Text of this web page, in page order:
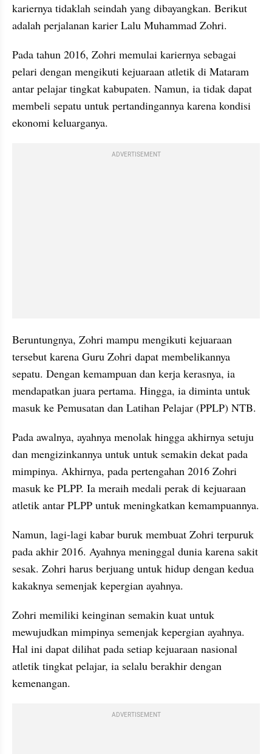
kariernya tidaklah seindah yang dibayangkan. Berikut
adalah perjalanan karier Lalu Muhammad Zohri.
Pada tahun 2016, Zohri memulai kariernya sebagai
pelari dengan mengikuti kejuaraan atletik di Mataram
antar pelajar tingkat kabupaten. Namun, ia tidak dapat
membeli sepatu untuk pertandingannya karena kondisi
ekonomi keluarganya.
ADVERTISEMENT
Beruntungnya, Zohri mampu mengikuti kejuaraan
tersebut karena Guru Zohri dapat membelikannya
sepatu. Dengan kemampuan dan kerja kerasnya, ia
mendapatkan juara pertama. Hingga, ia diminta untuk
masuk ke Pemusatan dan Latihan Pelajar (PPLP) NTB.
Pada awalnya, ayahnya menolak hingga akhirnya setuju
dan mengizinkannya untuk untuk semakin dekat pada
mimpinya. Akhirnya, pada pertengahan 2016 Zohri
masuk ke PLPP. Ia meraih medali perak di kejuaraan
atletik antar PLPP untuk meningkatkan kemampuannya.
Namun, lagi-lagi kabar buruk membuat Zohri terpuruk
pada akhir 2016. Ayahnya meninggal dunia karena sakit
sesak. Zohri harus berjuang untuk hidup dengan kedua
kakaknya semenjak kepergian ayahnya.
Zohri memiliki keinginan semakin kuat untuk
mewujudkan mimpinya semenjak kepergian ayahnya.
Hal ini dapat dilihat pada setiap kejuaraan nasional
atletik tingkat pelajar, ia selalu berakhir dengan
kemenangan.
ADVERTISEMENT